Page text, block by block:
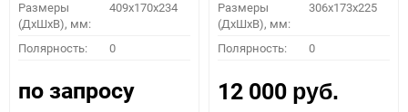
Размеры
(ДхШхВ), мм:
409x170x234
Полярность: 0
по запросу
Размеры
(ДхШхВ), мм:
306x173x225
Полярность: 0
12 000 руб.